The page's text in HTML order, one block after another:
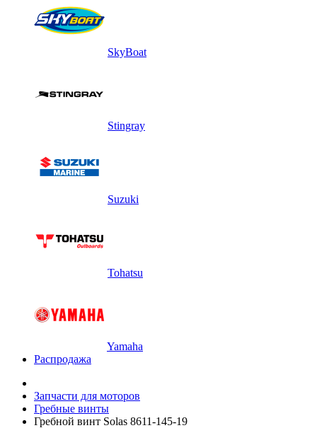
SkyBoat
Stingray
Suzuki
Tohatsu
Yamaha
Распродажа
Запчасти для моторов
Гребные винты
Гребной винт Solas 8611-145-19